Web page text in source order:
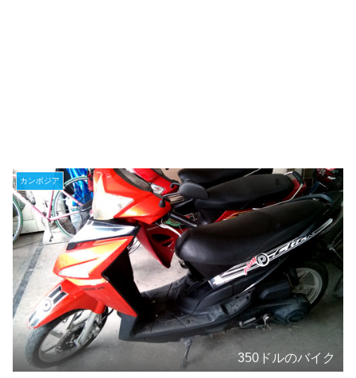
カンボジア
350ドルのバイク